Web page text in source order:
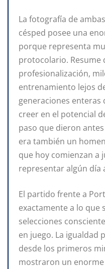
La fotografía de
césped posee una
porque representa
protocolario. Resume
profesionalización,
entrenamiento lejos
generaciones enteras
creer en el potencial
paso que dieron
era también un
que hoy comienzan a
representar algún día
El partido frente a
exactamente a lo que
selecciones
en juego. La igualdad
desde los primeros
mostraron un